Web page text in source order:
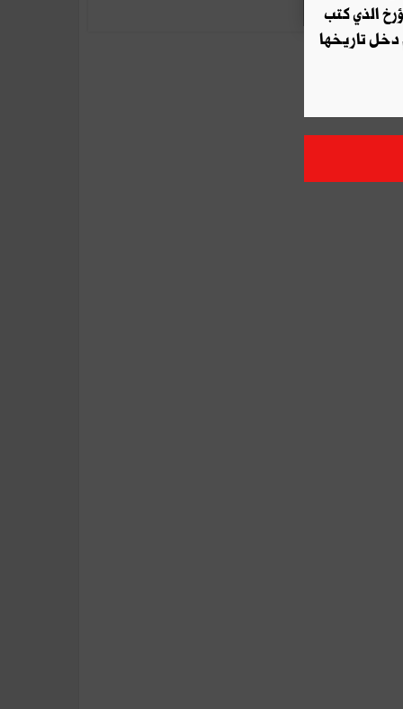
الذي كتب
دخل تاريخها